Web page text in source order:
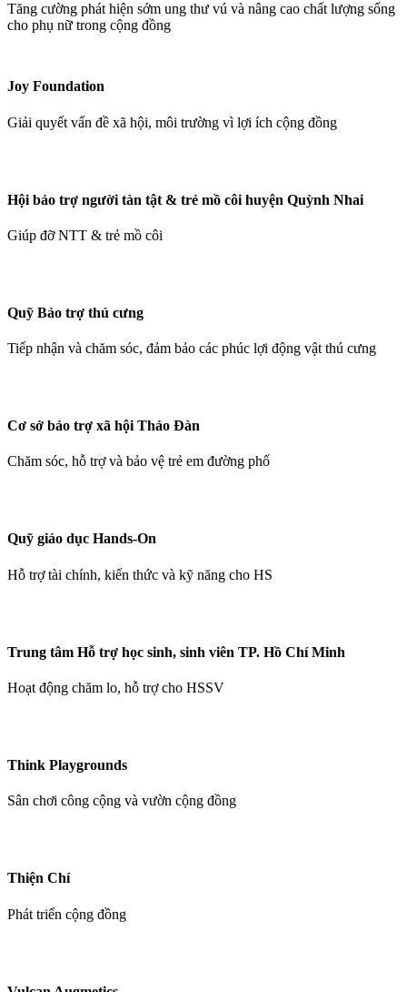
Tăng cường phát hiện sớm ung thư vú và nâng cao chất lượng sống
cho phụ nữ trong cộng đồng
Joy Foundation
Giải quyết vấn đề xã hội, môi trường vì lợi ích cộng đồng
Hội bảo trợ người tàn tật & trẻ mồ côi huyện Quỳnh Nhai
Giúp đỡ NTT & trẻ mồ côi
Quỹ Bảo trợ thú cưng
Tiếp nhận và chăm sóc, đảm bảo các phúc lợi động vật thú cưng
Cơ sở bảo trợ xã hội Thảo Đàn
Chăm sóc, hỗ trợ và bảo vệ trẻ em đường phố
Quỹ giáo dục Hands-On
Hỗ trợ tài chính, kiến thức và kỹ năng cho HS
Trung tâm Hỗ trợ học sinh, sinh viên TP. Hồ Chí Minh
Hoạt động chăm lo, hỗ trợ cho HSSV
Think Playgrounds
Sân chơi công cộng và vườn cộng đồng
Thiện Chí
Phát triển cộng đồng